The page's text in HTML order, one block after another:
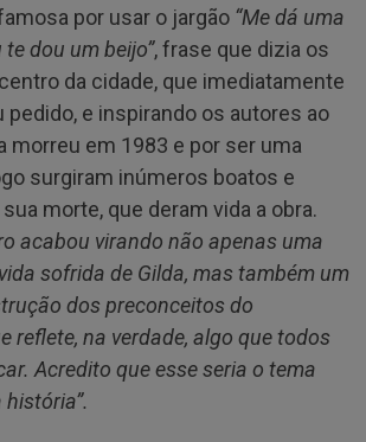
por usar o jargão “Me dá uma
dou um beijo”, frase que dizia os
da cidade, que imediatamente
pedido, e inspirando os autores ao
morreu em 1983 e por ser uma
surgiram inúmeros boatos e
morte, que deram vida a obra.
acabou virando não apenas uma
sofrida de Gilda, mas também um
dos preconceitos do
reflete, na verdade, algo que todos
Acredito que esse seria o tema